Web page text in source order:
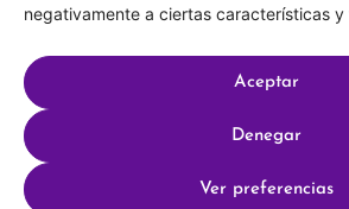
negativamente a ciertas características y
Aceptar
Denegar
Ver preferencias
Hecho con por SocialCo ©
Política de